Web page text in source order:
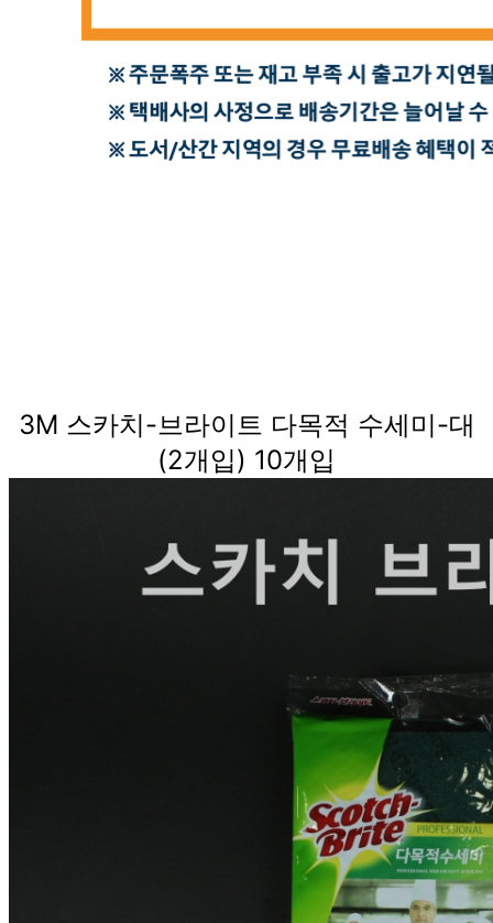
3M 스카치-브라이트 다목적 수세미-대
(2개입) 10개입